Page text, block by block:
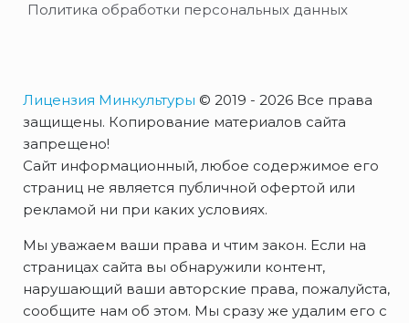
Политика обработки персональных данных
Лицензия Минкультуры © 2019 - 2026 Все права
защищены. Копирование материалов сайта
запрещено!
Сайт информационный, любое содержимое его
страниц не является публичной офертой или
рекламой ни при каких условиях.
Мы уважаем ваши права и чтим закон. Если на
страницах сайта вы обнаружили контент,
нарушающий ваши авторские права, пожалуйста,
сообщите нам об этом. Мы сразу же удалим его с